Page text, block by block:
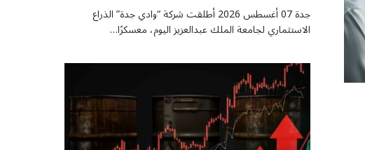
جدة 07 أغسطس 2026 أطلقت شركة “وادي جدة” الذراع
الاستثماري لجامعة الملك عبدالعزيز اليوم، معسكرًا…